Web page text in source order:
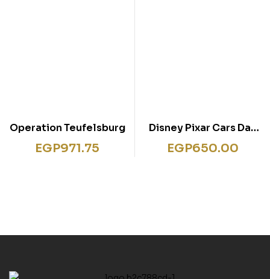
Operation Teufelsburg
EGP971.75
Disney Pixar Cars Das
Lexikon
EGP650.00